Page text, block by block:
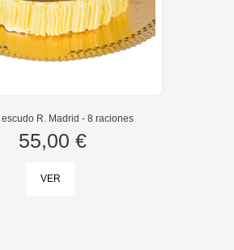
escudo R. Madrid - 8 raciones
55,00 €
VER